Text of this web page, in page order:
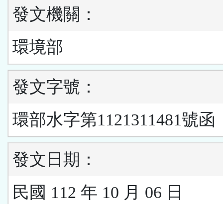
發文機關：
環境部
發文字號：
環部水字第1121311481號函
發文日期：
民國 112 年 10 月 06 日